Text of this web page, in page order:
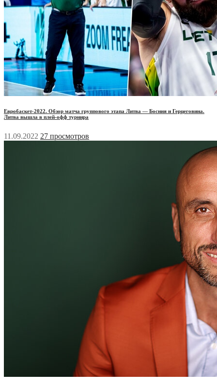
Евробаскет-2022. Обзор матча группового этапа Литва — Босния и Герцеговина.
Литва вышла в плей-офф турнира
11.09.2022 27 просмотров